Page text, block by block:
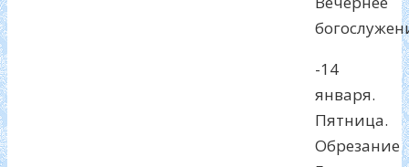
-14
января.
Пятница.
Обрезание